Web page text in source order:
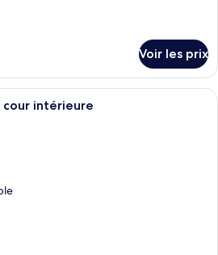
Voir les prix
Chambre Standard, vue cour
cour intérieure